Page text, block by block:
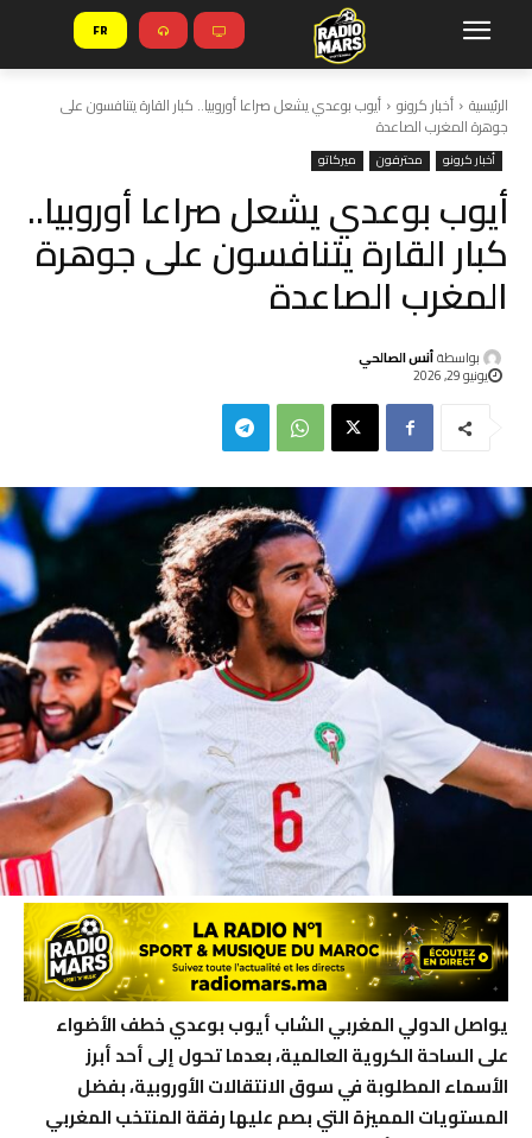
FR
الرئيسية أخبار كرونو أيوب بوعدي يشعل صراعا أوروبيا.. كبار القارة يتنافسون على
جوهرة المغرب الصاعدة
أخبار كرونو محترفون ميركاتو
أيوب بوعدي يشعل صراعا أوروبيا..
كبار القارة يتنافسون على جوهرة
المغرب الصاعدة
بواسطةأنس الصالحي
يونيو 29, 2026
يواصل الدولي المغربي الشاب أيوب بوعدي خطف الأضواء
على الساحة الكروية العالمية، بعدما تحول إلى أحد أبرز
الأسماء المطلوبة في سوق الانتقالات الأوروبية، بفضل
المستويات المميزة التي بصم عليها رفقة المنتخب المغربي